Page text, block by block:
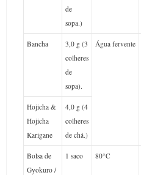
de
sopa.)
Bancha
3,0 g (3
colheres
de
sopa).
Água fervente
Hojicha &
Hojicha
Karigane
4,0 g (4
colheres
de chá.)
Bolsa de
Gyokuro /
1 saco 80°C